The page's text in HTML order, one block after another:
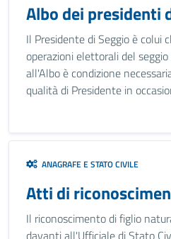
Albo dei presidenti
Il Presidente di Seggio è colui
operazioni elettorali del
all'Albo è condizione
qualità di Presidente in
ANAGRAFE E STATO CIVILE
Atti di
Il riconoscimento di figlio
davanti all'Ufficiale di Stato